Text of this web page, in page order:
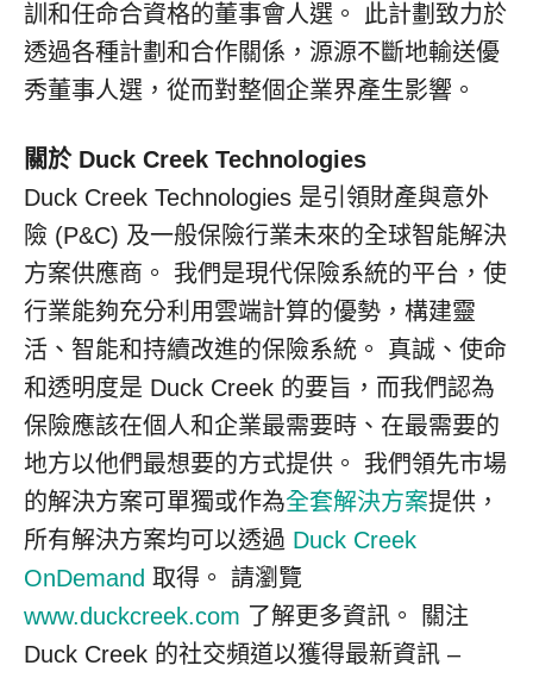
訓和任命合資格的董事會人選。 此計劃致力於
透過各種計劃和合作關係，源源不斷地輸送優
秀董事人選，從而對整個企業界產生影響。
關於 Duck Creek Technologies
Duck Creek Technologies 是引領財產與意外
險 (P&C) 及一般保險行業未來的全球智能解決
方案供應商。 我們是現代保險系統的平台，使
行業能夠充分利用雲端計算的優勢，構建靈
活、智能和持續改進的保險系統。 真誠、使命
和透明度是 Duck Creek 的要旨，而我們認為
保險應該在個人和企業最需要時、在最需要的
地方以他們最想要的方式提供。 我們領先市場
的解決方案可單獨或作為全套解決方案提供，
所有解決方案均可以透過 Duck Creek
OnDemand 取得。 請瀏覽
www.duckcreek.com 了解更多資訊。 關注
Duck Creek 的社交頻道以獲得最新資訊 –